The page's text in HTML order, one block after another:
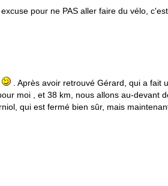
pour ne PAS aller faire du vélo,
. Après avoir retrouvé Gérard, qui a fait
moi , et 38 km, nous allons au-devant
qui est fermé bien sûr, mais